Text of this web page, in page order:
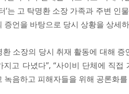
’는 고 탁명환 소장 가족과 주변 인
증언을 바탕으로 당시 상황을 상세
소장의 당시 취재 활동에 대해
고 다녔다”, “사이비 단체에 직
녹음하고 피해자들을 위해 공론화